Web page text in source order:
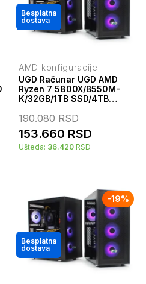
Besplatna
dostava
AMD konfiguracije
UGD Računar UGD AMD
Ryzen 7 5800X/B550M-
K/32GB/1TB SSD/4TB
Elite 3718 650W
190.080RSD
153.660 RSD
Ušteda: 36.420 RSD
-19%
Besplatna
dostava